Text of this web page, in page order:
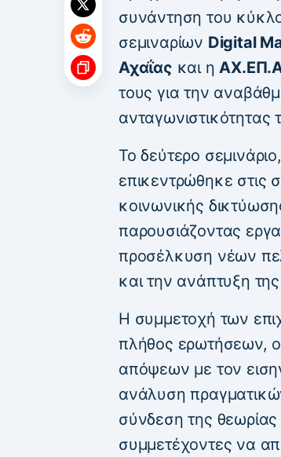
συνάντηση του
σεμιναρίων Digital
Αχαΐας και η
τους για την
Το δεύτερο
επικεντρώθηκε στις
κοινωνικής
παρουσιάζοντας
προσέλκυση νέων
και την ανάπτυξη της
Η συμμετοχή των
πλήθος ερωτήσεων,
απόψεων με τον
ανάλυση
σύνδεση της
συμμετέχοντες να